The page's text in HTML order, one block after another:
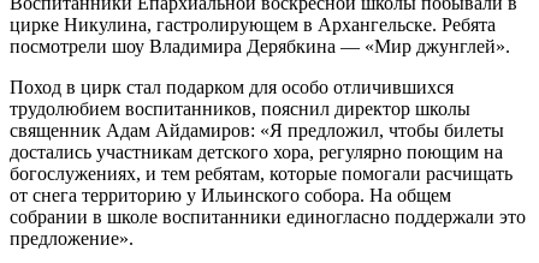
цирке Никулина, гастролирующем в Архангельске. Ребята
посмотрели шоу Владимира Дерябкина — «Мир джунглей».
Поход в цирк стал подарком для особо отличившихся
трудолюбием воспитанников, пояснил директор школы
священник Адам Айдамиров: «Я предложил, чтобы билеты
достались участникам детского хора, регулярно поющим на
богослужениях, и тем ребятам, которые помогали расчищать
от снега территорию у Ильинского собора. На общем
собрании в школе воспитанники единогласно поддержали это
предложение».